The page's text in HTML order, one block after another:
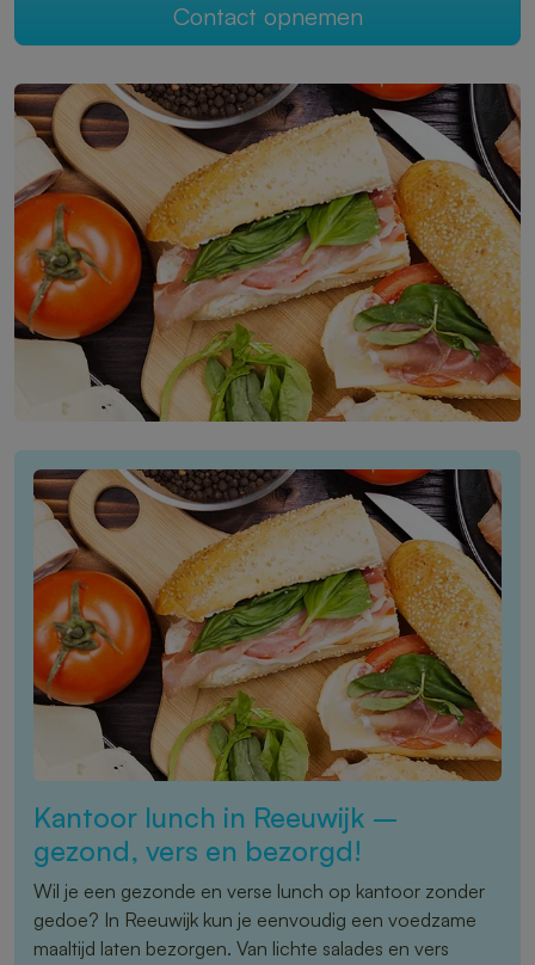
Contact opnemen
Kantoor lunch in Reeuwijk –
gezond, vers en bezorgd!
Wil je een gezonde en verse lunch op kantoor zonder
gedoe? In Reeuwijk kun je eenvoudig een voedzame
maaltijd laten bezorgen. Van lichte salades en vers